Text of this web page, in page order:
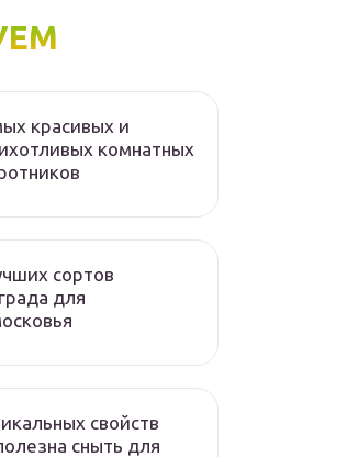
красивых и
комнатных
сортов
для
свойств
сныть для